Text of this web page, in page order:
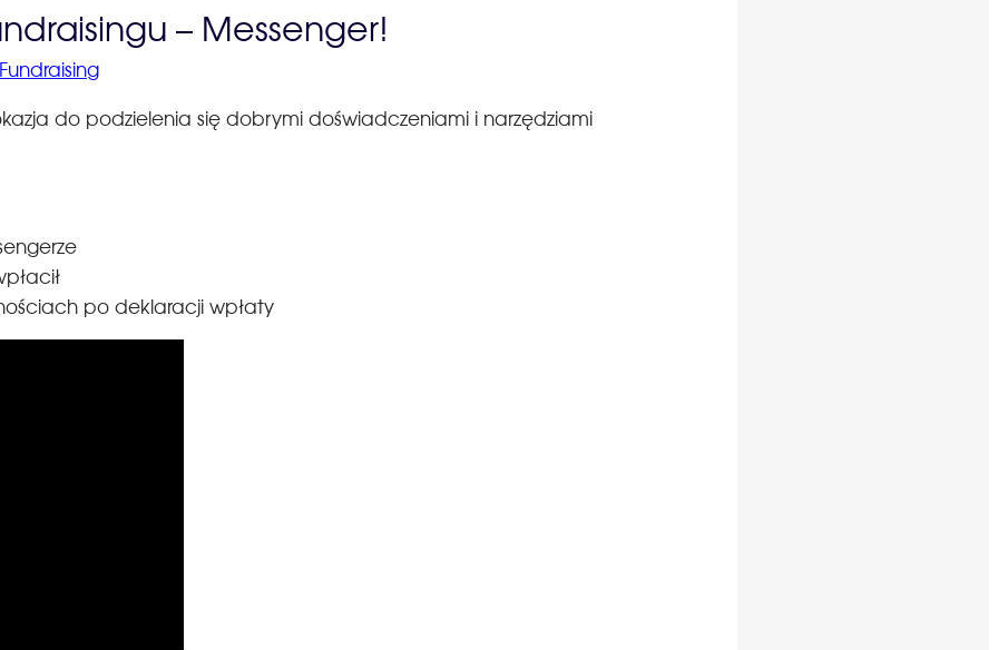
– Messenger!
Fundraising
do podzielenia się dobrymi doświadczeniami i narzędziami
po deklaracji wpłaty